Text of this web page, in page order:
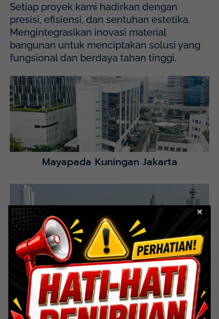
Setiap proyek kami hadirkan dengan
presisi, efisiensi, dan sentuhan estetika.
Mengintegrasikan inovasi material
bangunan untuk menciptakan solusi yang
fungsional dan berdaya tahan tinggi.
Mayapada Hospital Kuningan (MHKN), Kuningan, Jakarta
Selatan.
Lihat Detail Proyek
Mayapada Kuningan Jakarta
Lihat Detail Proyek
Indoor Multifunction Stadium (FIBA)
Senayan
Lihat Detail Proyek